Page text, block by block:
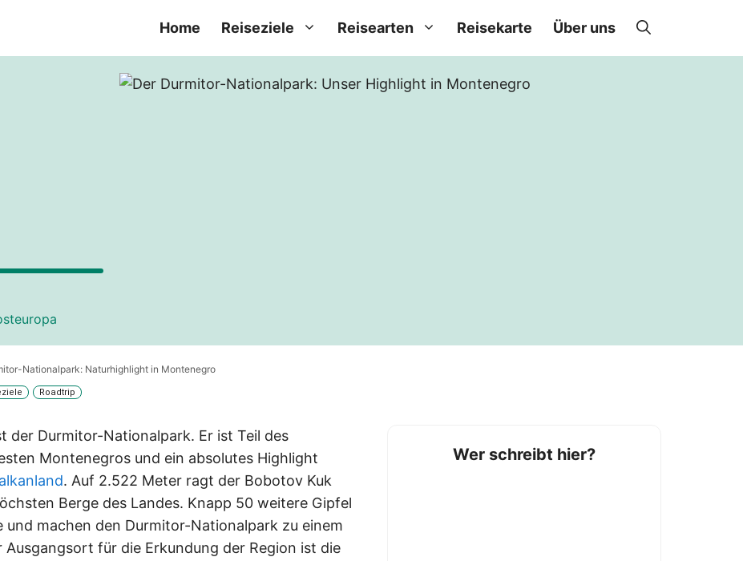
Home Reiseziele Reisearten Reisekarte Über uns
Nationalpark: Naturhighlight in Montenegro
Roadtrip
der Durmitor-Nationalpark. Er ist Teil des
Montenegros und ein absolutes Highlight
. Auf 2.522 Meter ragt der Bobotov Kuk
Berge des Landes. Knapp 50 weitere Gipfel
machen den Durmitor-Nationalpark zu einem
für die Erkundung der Region ist die
Wer schreibt hier?